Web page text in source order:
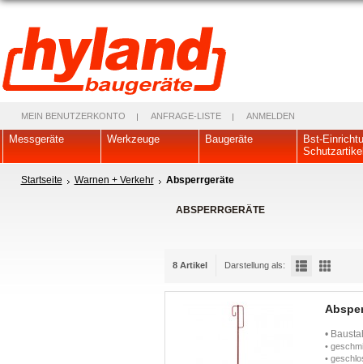
MEIN BENUTZERKONTO ANFRAGE-LISTE ANMELDEN
Messgeräte Werkzeuge Baugeräte
Bst-
Startseite Warnen + Verkehr Absperrgeräte
ABSPERRGERÄTE
8 Artikel Darstellung als:
•
•
•